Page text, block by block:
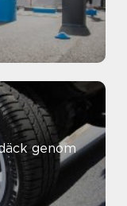
genom